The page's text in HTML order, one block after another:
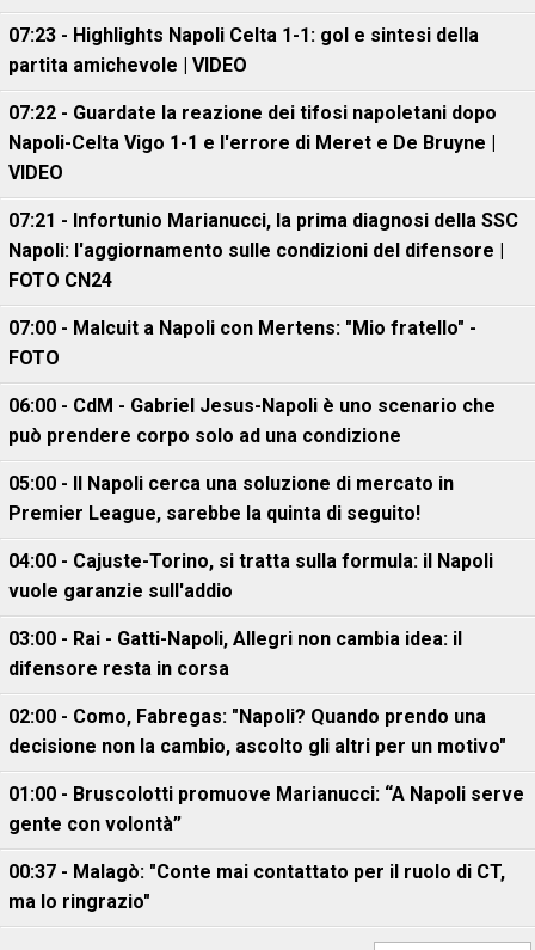
07:23 - Highlights Napoli Celta 1-1: gol e sintesi della
partita amichevole | VIDEO
07:22 - Guardate la reazione dei tifosi napoletani dopo
Napoli-Celta Vigo 1-1 e l'errore di Meret e De Bruyne |
VIDEO
07:21 - Infortunio Marianucci, la prima diagnosi della SSC
Napoli: l'aggiornamento sulle condizioni del difensore |
FOTO CN24
07:00 - Malcuit a Napoli con Mertens: "Mio fratello" -
FOTO
06:00 - CdM - Gabriel Jesus-Napoli è uno scenario che
può prendere corpo solo ad una condizione
05:00 - Il Napoli cerca una soluzione di mercato in
Premier League, sarebbe la quinta di seguito!
04:00 - Cajuste-Torino, si tratta sulla formula: il Napoli
vuole garanzie sull'addio
03:00 - Rai - Gatti-Napoli, Allegri non cambia idea: il
difensore resta in corsa
02:00 - Como, Fabregas: "Napoli? Quando prendo una
decisione non la cambio, ascolto gli altri per un motivo"
01:00 - Bruscolotti promuove Marianucci: “A Napoli serve
gente con volontà”
00:37 - Malagò: "Conte mai contattato per il ruolo di CT,
ma lo ringrazio"